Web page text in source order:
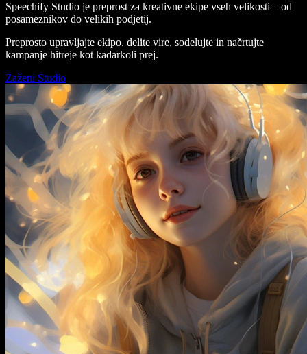
Speechify Studio je preprost za kreativne ekipe vseh velikosti – od
posameznikov do velikih podjetij.
Preprosto upravljajte ekipo, delite vire, sodelujte in načrtujte
kampanje hitreje kot kadarkoli prej.
Zaženi Studio